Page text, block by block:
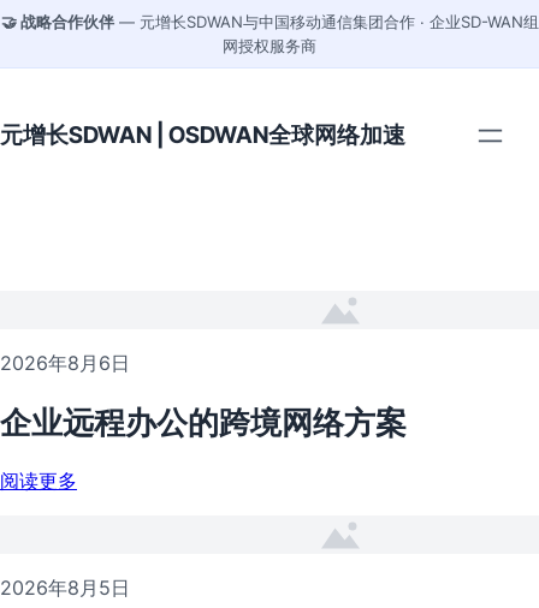
🤝 战略合作伙伴— 元增长SDWAN与中国移动通信集团合作 · 企业SD-WAN组
网授权服务商
元增长SDWAN | OSDWAN全球网络加速
2026年8月6日
企业远程办公的跨境网络方案
阅读更多
2026年8月5日